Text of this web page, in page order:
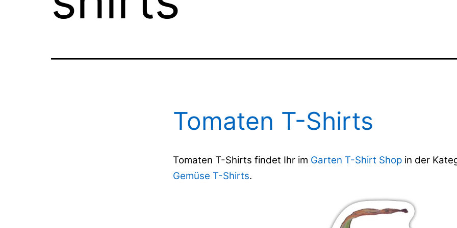
Tomaten T-Shirts
Tomaten T-Shirts findet Ihr im Garten T-Shirt Shop in der
Gemüse T-Shirts.